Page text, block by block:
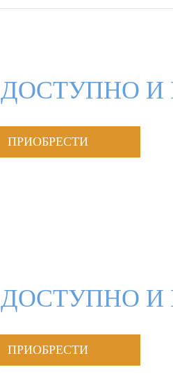
ДОСТУПНО И
ПРИОБРЕСТИ
ДОСТУПНО И
ПРИОБРЕСТИ